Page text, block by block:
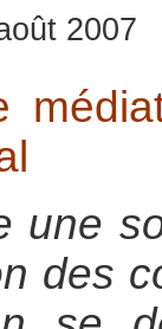
2007
une
des